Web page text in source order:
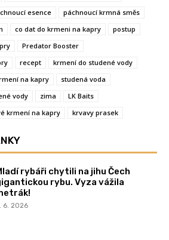
esence
páchnoucí krmná směs
co dat do krmeni na kapry
postup
Predator Booster
recept
krmení do studené vody
na kapry
studená voda
vody
zima
LK Baits
krmení na kapry krvavy prasek
rybáři chytili na jihu Čech
rybu. Vyza vážila
6. 2026